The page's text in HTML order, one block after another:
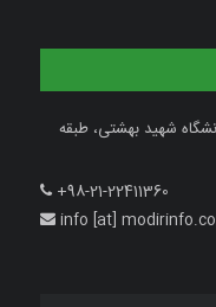
شهید بهشتی، طبقه
+98-21-22411360
info [at]